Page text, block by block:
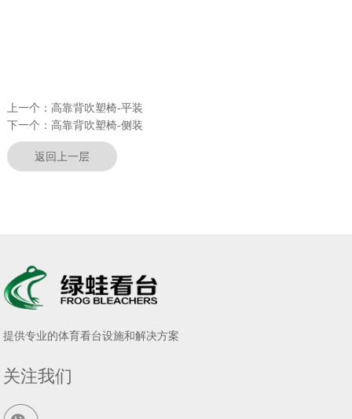
上一个： 高靠背吹塑椅-平装
下一个： 高靠背吹塑椅-侧装
返回上一层
提供专业的体育看台设施和解决方案
关注我们